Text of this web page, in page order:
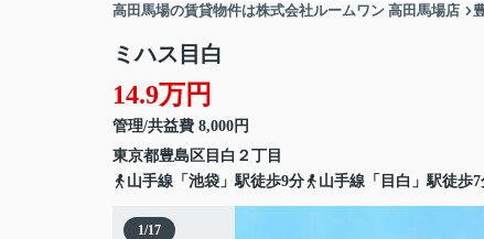
高田馬場の賃貸物件は株式会社ルームワン 高田馬場店
ミハス目白
14.9万円
管理/共益費 8,000円
東京都豊島区 目白 ２丁目
山手線「池袋」駅徒歩9分
山手線「目白」駅徒歩7
1/17